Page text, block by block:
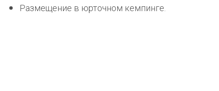
Размещение в юрточном кемпинге.